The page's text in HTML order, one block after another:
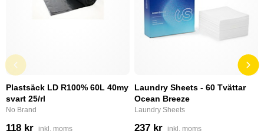
Plastsäck LD R100% 60L 40my
svart 25/rl
No Brand
118 kr inkl. moms
Laundry Sheets - 60 Tvättar
Ocean Breeze
Laundry Sheets
237 kr inkl. moms